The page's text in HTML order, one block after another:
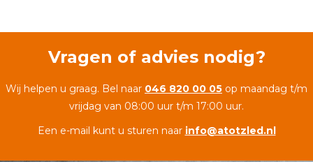
Vragen of advies nodig?
Wij helpen u graag. Bel naar 046 820 00 05 op maandag t/m
vrijdag van 08:00 uur t/m 17:00 uur.
Een e-mail kunt u sturen naar info@atotzled.nl